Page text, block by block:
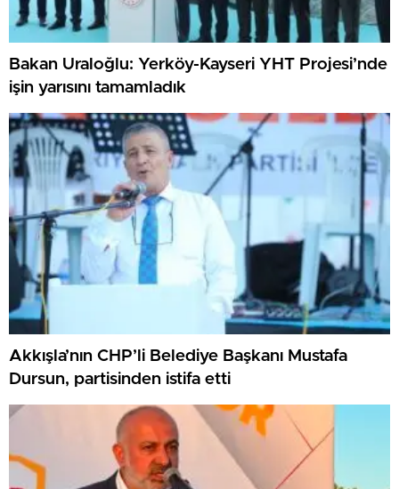
Bakan Uraloğlu: Yerköy-Kayseri YHT Projesi’nde
işin yarısını tamamladık
Akkışla’nın CHP’li Belediye Başkanı Mustafa
Dursun, partisinden istifa etti